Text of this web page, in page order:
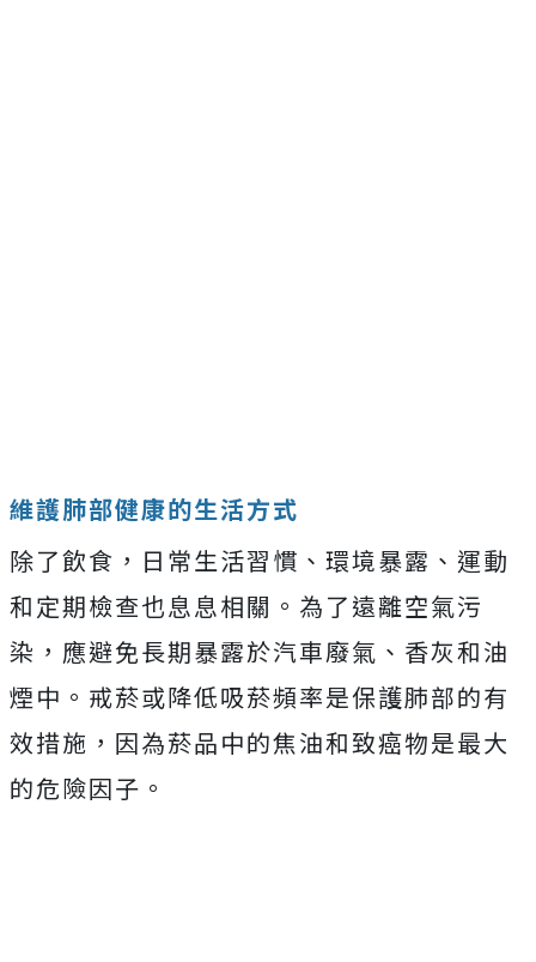
維護肺部健康的生活方式
除了飲食，日常生活習慣、環境暴露、運動
和定期檢查也息息相關。為了遠離空氣污
染，應避免長期暴露於汽車廢氣、香灰和油
煙中。戒菸或降低吸菸頻率是保護肺部的有
效措施，因為菸品中的焦油和致癌物是最大
的危險因子。